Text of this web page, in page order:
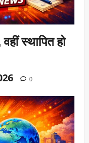
स्थापित हो
0